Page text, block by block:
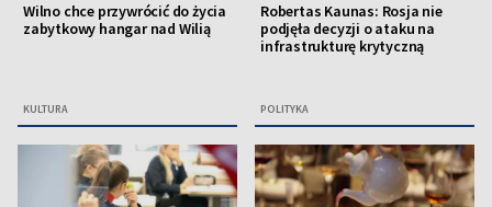
Wilno chce przywrócić do życia
zabytkowy hangar nad Wilią
KULTURA
Robertas Kaunas: Rosja nie
podjęła decyzji o ataku na
infrastrukturę krytyczną
POLITYKA